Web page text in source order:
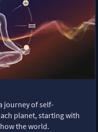
journey of self-
planet, starting with
the world.